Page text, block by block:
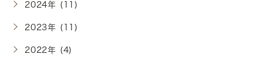
2024年 (11)
2023年 (11)
2022年 (4)